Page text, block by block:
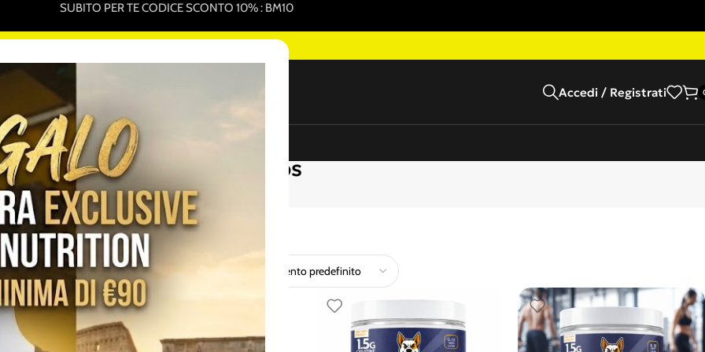
SUBITO PER TE CODICE SCONTO 10% : BM10
SPORTIVA ONLINE
Accedi / Registrati
Sportive In VenditaPromo Pack
Creatina Polvere e Tabs
risultati